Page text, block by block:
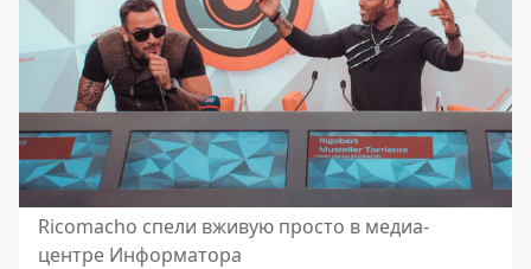
Ricomacho спели вживую просто в медиа-
центре Информатора